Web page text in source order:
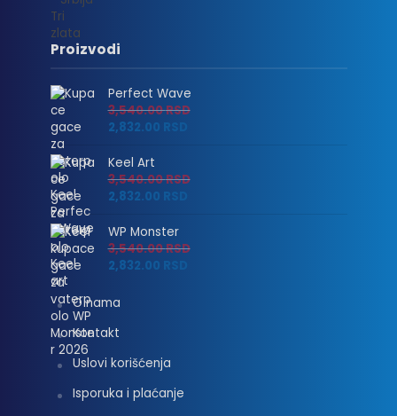
Proizvodi
Perfect Wave
3,540.00RSD
2,832.00 RSD
Keel Art
3,540.00RSD
2,832.00 RSD
WP Monster
3,540.00RSD
2,832.00 RSD
O nama
Kontakt
Uslovi korišćenja
Isporuka i plaćanje